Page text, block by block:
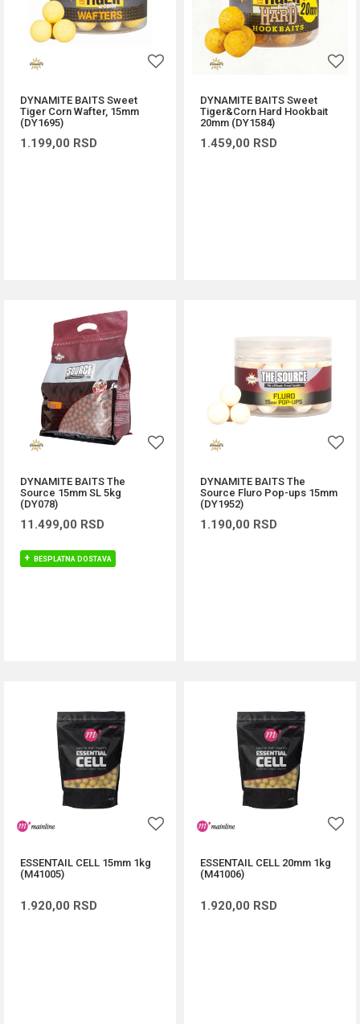
DYNAMITE BAITS Sweet
Tiger Corn Wafter, 15mm
(DY1695)
1.199,00 RSD
DYNAMITE BAITS Sweet
Tiger&Corn Hard Hookbait
20mm (DY1584)
1.459,00 RSD
DYNAMITE BAITS The
Source 15mm SL 5kg
(DY078)
11.499,00 RSD
BESPLATNA DOSTAVA
DYNAMITE BAITS The
Source Fluro Pop-ups 15mm
(DY1952)
1.190,00 RSD
ESSENTAIL CELL 15mm 1kg
(M41005)
1.920,00 RSD
ESSENTAIL CELL 20mm 1kg
(M41006)
1.920,00 RSD